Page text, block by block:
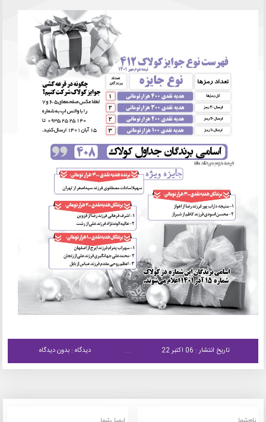
تاریخ انتشار : 06 اکتبر 22 دیدگاه : بدون دیدگاه